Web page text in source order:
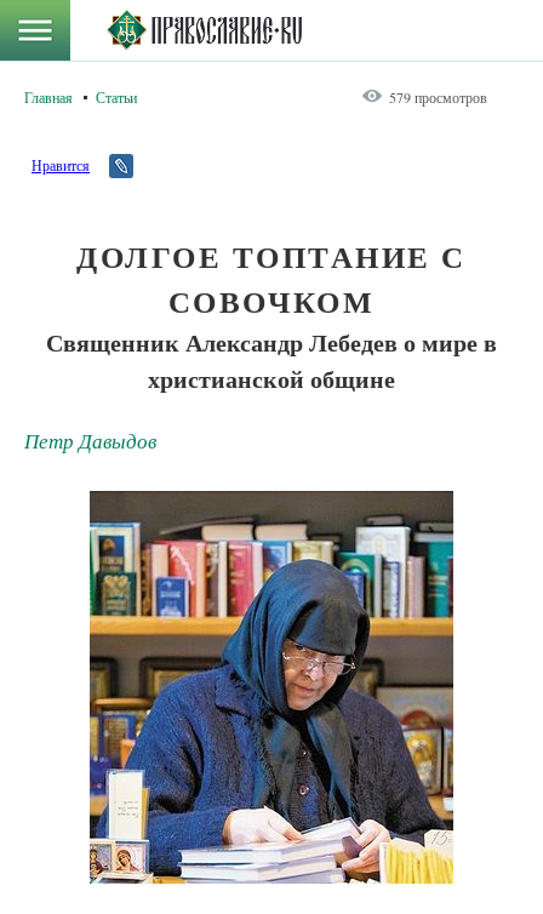
Главная Статьи 579 просмотров
Нравится
ДОЛГОЕ ТОПТАНИЕ С
СОВОЧКОМ
Священник Александр Лебедев о мире в
христианской общине
Петр Давыдов